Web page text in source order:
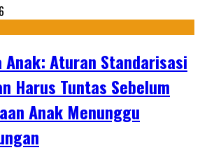
Anak: Aturan Standarisasi
Harus Tuntas Sebelum
Anak Menunggu